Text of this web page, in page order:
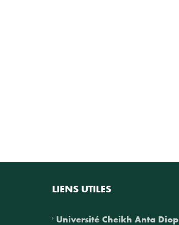
LIENS UTILES
Université Cheikh Anta Diop